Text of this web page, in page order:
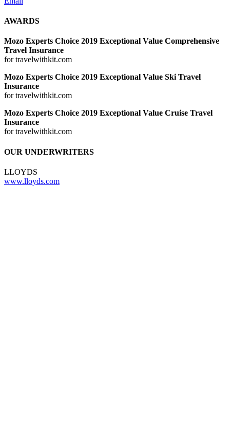
AWARDS
Mozo Experts Choice 2019 Exceptional Value Comprehensive
Travel Insurance
for travelwithkit.com
Mozo Experts Choice 2019 Exceptional Value Ski Travel
Insurance
for travelwithkit.com
Mozo Experts Choice 2019 Exceptional Value Cruise Travel
Insurance
for travelwithkit.com
OUR UNDERWRITERS
LLOYDS
www.lloyds.com